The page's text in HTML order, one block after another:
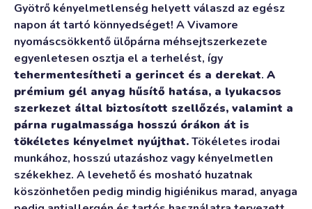
Gyötrő kényelmetlenség helyett válaszd az egész
napon át tartó könnyedséget! A Vivamore
nyomáscsökkentő ülőpárna méhsejtszerkezete
egyenletesen osztja el a terhelést, így
tehermentesítheti a gerincet és a derekat. A
prémium gél anyag hűsítő hatása, a lyukacsos
szerkezet által biztosított szellőzés, valamint a
párna rugalmassága hosszú órákon át is
tökéletes kényelmet nyújthat.Tökéletes irodai
munkához, hosszú utazáshoz vagy kényelmetlen
székekhez. A levehető és mosható huzatnak
köszönhetően pedig mindig higiénikus marad, anyaga